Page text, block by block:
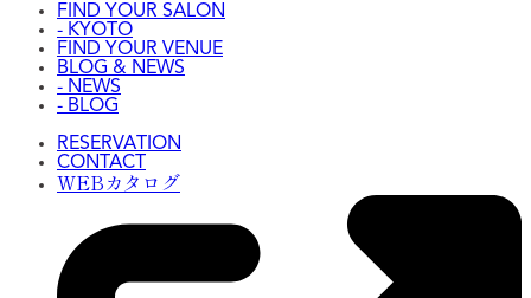
FIND YOUR SALON
- KYOTO
FIND YOUR VENUE
BLOG & NEWS
- NEWS
- BLOG
RESERVATION
CONTACT
WEBカタログ